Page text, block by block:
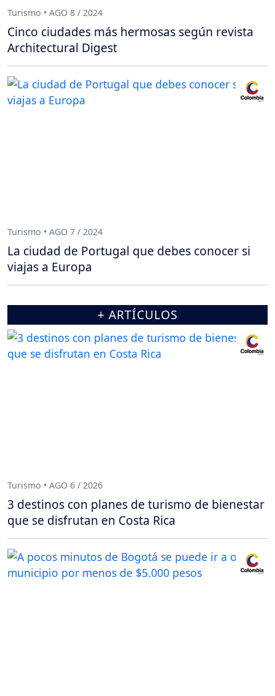
Turismo • AGO 8 / 2024
Cinco ciudades más hermosas según revista
Architectural Digest
Turismo • AGO 7 / 2024
La ciudad de Portugal que debes conocer si
viajas a Europa
+ ARTÍCULOS
Turismo • AGO 6 / 2026
3 destinos con planes de turismo de bienestar
que se disfrutan en Costa Rica